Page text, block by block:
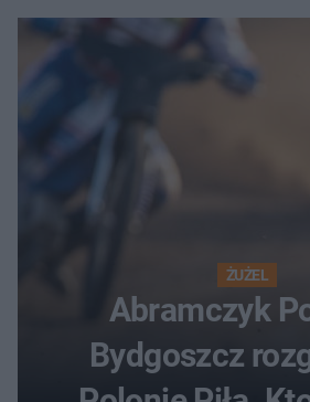
ŻUŻEL
Abramczyk
Bydgoszcz